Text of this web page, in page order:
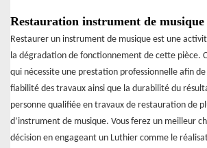
Restauration instrument de musique
Restaurer un instrument de musique est une
la dégradation de fonctionnement de cette pièce.
qui nécessite une prestation professionnelle afin
fiabilité des travaux ainsi que la durabilité du
personne qualifiée en travaux de restauration de
d’instrument de musique. Vous ferez un meilleur
décision en engageant un Luthier comme le